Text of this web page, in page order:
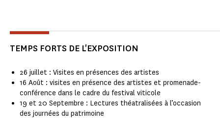
TEMPS FORTS DE L'EXPOSITION
26 juillet : Visites en présences des artistes
16 Août : visites en présence des artistes et promenade-
conférence dans le cadre du festival viticole
19 et 20 Septembre : Lectures théatralisées à l’occasion
des journées du patrimoine